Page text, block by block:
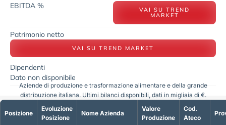
EBITDA % VAI SU TREND
MARKET
Patrimonio netto
VAI SU TREND MARKET
Dipendenti
Dato non disponibile
Posizione
Evoluzione
Posizione
Nome Azienda
Valore
Produzione
Cod.
Ateco
Aziende di produzione e trasformazione alimentare e della grande
distribuzione italiana. Ultimi bilanci disponibili, dati in migliaia di €.